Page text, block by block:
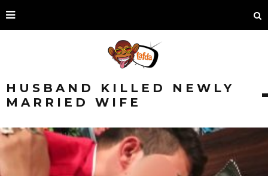
HUSBAND KILLED NEWLY
MARRIED WIFE